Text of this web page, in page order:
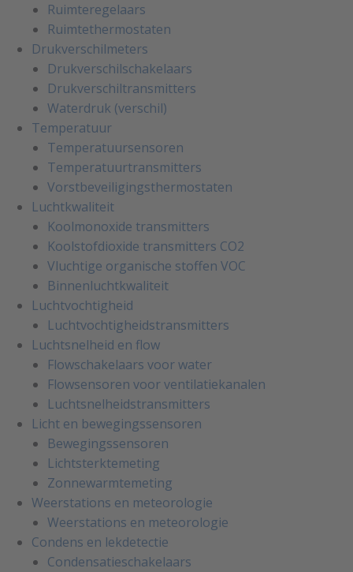
Ruimteregelaars
Ruimtethermostaten
Drukverschilmeters
Drukverschilschakelaars
Drukverschiltransmitters
Waterdruk (verschil)
Temperatuur
Temperatuursensoren
Temperatuurtransmitters
Vorstbeveiligingsthermostaten
Luchtkwaliteit
Koolmonoxide transmitters
Koolstofdioxide transmitters CO2
Vluchtige organische stoffen VOC
Binnenluchtkwaliteit
Luchtvochtigheid
Luchtvochtigheidstransmitters
Luchtsnelheid en flow
Flowschakelaars voor water
Flowsensoren voor ventilatiekanalen
Luchtsnelheidstransmitters
Licht en bewegingssensoren
Bewegingssensoren
Lichtsterktemeting
Zonnewarmtemeting
Weerstations en meteorologie
Weerstations en meteorologie
Condens en lekdetectie
Condensatieschakelaars